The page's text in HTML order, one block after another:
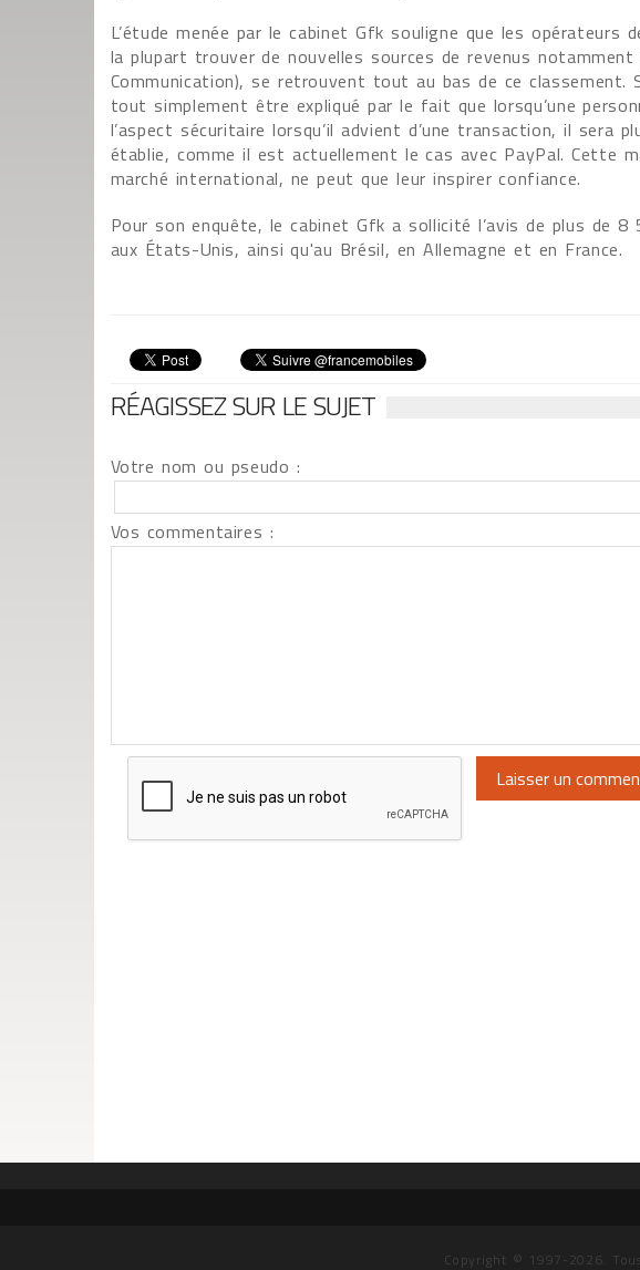
L’étude menée par le cabinet Gfk souligne que les opérateurs
la plupart trouver de nouvelles sources de revenus
Communication), se retrouvent tout au bas de ce classement.
tout simplement être expliqué par le fait que lorsqu’une
l’aspect sécuritaire lorsqu’il advient d’une transaction, il sera
établie, comme il est actuellement le cas avec PayPal. Cette
marché international, ne peut que leur inspirer confiance.
Pour son enquête, le cabinet Gfk a sollicité l’avis de plus de
aux États-Unis, ainsi qu'au Brésil, en Allemagne et en France.
RÉAGISSEZ SUR LE SUJET
Votre nom ou pseudo :
Vos commentaires :
Copyright © 1997-2026.